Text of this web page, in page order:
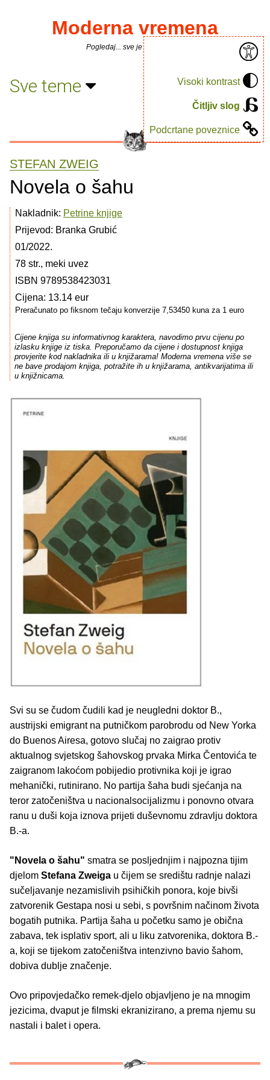
Visoki kontrast
Čitljiv slog
Podcrtane poveznice
Moderna vremena
Pogledaj... sve je puno knjiga.
Sve teme
STEFAN ZWEIG
Novela o šahu
Nakladnik: Petrine knjige
Prijevod: Branka Grubić
01/2022.
78 str., meki uvez
ISBN 9789538423031
Cijena: 13.14 eur
Preračunato po fiksnom tečaju konverzije 7,53450 kuna za 1 euro
Cijene knjiga su informativnog karaktera, navodimo prvu cijenu po
izlasku knjige iz tiska. Preporučamo da cijene i dostupnost knjiga
provjerite kod nakladnika ili u knjižarama! Moderna vremena više se
ne bave prodajom knjiga, potražite ih u knjižarama, antikvarijatima ili
u knjižnicama.
Svi su se čudom čudili kad je neugledni doktor B.,
austrijski emigrant na putničkom parobrodu od New Yorka
do Buenos Airesa, gotovo slučaj no zaigrao protiv
aktualnog svjetskog šahovskog prvaka Mirka Čentovića te
zaigranom lakoćom pobijedio protivnika koji je igrao
mehanički, rutinirano. No partija šaha budi sjećanja na
teror zatočeništva u nacionalsocijalizmu i ponovno otvara
ranu u duši koja iznova prijeti duševnomu zdravlju doktora
B.-a.
"Novela o šahu" smatra se posljednjim i najpozna tijim
djelom Stefana Zweiga u čijem se središtu radnje nalazi
sučeljavanje nezamislivih psihičkih ponora, koje bivši
zatvorenik Gestapa nosi u sebi, s površnim načinom života
bogatih putnika. Partija šaha u početku samo je obična
zabava, tek isplativ sport, ali u liku zatvorenika, doktora B.-
a, koji se tijekom zatočeništva intenzivno bavio šahom,
dobiva dublje značenje.
Ovo pripovjedačko remek-djelo objavljeno je na mnogim
jezicima, dvaput je filmski ekranizirano, a prema njemu su
nastali i balet i opera.